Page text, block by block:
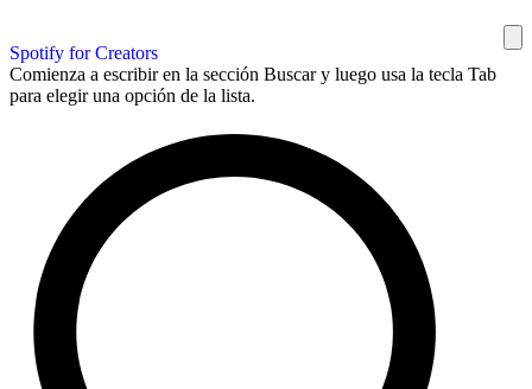
Spotify for Creators
Comienza a escribir en la sección Buscar y luego usa la tecla Tab
para elegir una opción de la lista.